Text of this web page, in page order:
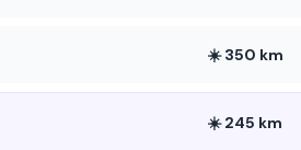
☀️ 350 km
☀️ 245 km